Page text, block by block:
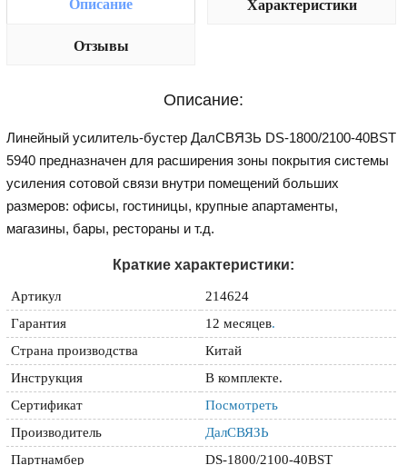
Описание Характеристики
Отзывы
Описание:
Линейный усилитель-бустер ДалСВЯЗЬ DS-1800/2100-40BST
5940 предназначен для расширения зоны покрытия системы
усиления сотовой связи внутри помещений больших
размеров: офисы, гостиницы, крупные апартаменты,
магазины, бары, рестораны и т.д.
Краткие характеристики:
Артикул
214624
Гарантия
12 месяцев.
Страна производства
Китай
Инструкция
В комплекте.
Сертификат
Посмотреть
Производитель
ДалСВЯЗЬ
Партнамбер
DS-1800/2100-40BST